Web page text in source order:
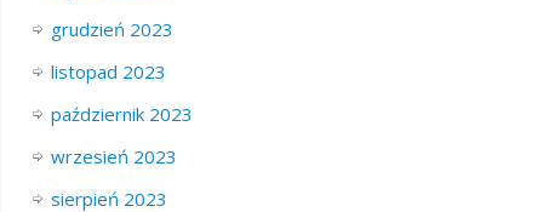
grudzień 2023
listopad 2023
październik 2023
wrzesień 2023
sierpień 2023